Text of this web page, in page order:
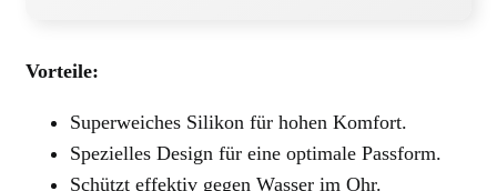
Vorteile:
Superweiches Silikon für hohen Komfort.
Spezielles Design für eine optimale Passform.
Schützt effektiv gegen Wasser im Ohr.